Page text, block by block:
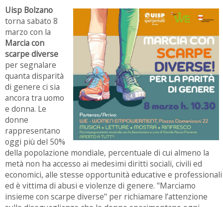
Uisp Bolzano
torna sabato 8
marzo con la
Marcia con
scarpe diverse
per segnalare
quanta disparità
di genere ci sia
ancora tra uomo
e donna. Le
donne
rappresentano
oggi più del 50%
della popolazione mondiale, percentuale di cui almeno la
metà non ha accesso ai medesimi diritti sociali, civili ed
economici, alle stesse opportunità educative e professionali
ed è vittima di abusi e violenze di genere. "Marciamo
insieme con scarpe diverse" per richiamare l’attenzione